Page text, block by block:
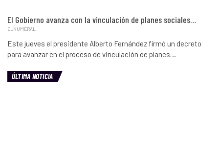
El Gobierno avanza con la vinculación de planes sociales…
ELNUMERAL
Este jueves el presidente Alberto Fernández firmó un decreto
para avanzar en el proceso de vinculación de planes…
ÚLTIMA NOTICIA